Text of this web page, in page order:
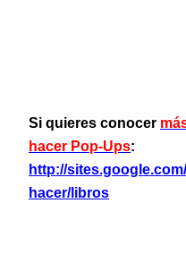
Si quieres conocer
hacer Pop-Ups:
http://
hacer/libros